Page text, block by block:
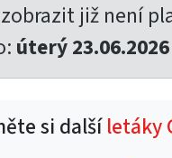
již není
úterý 23.06.2026
si dalšíletáky